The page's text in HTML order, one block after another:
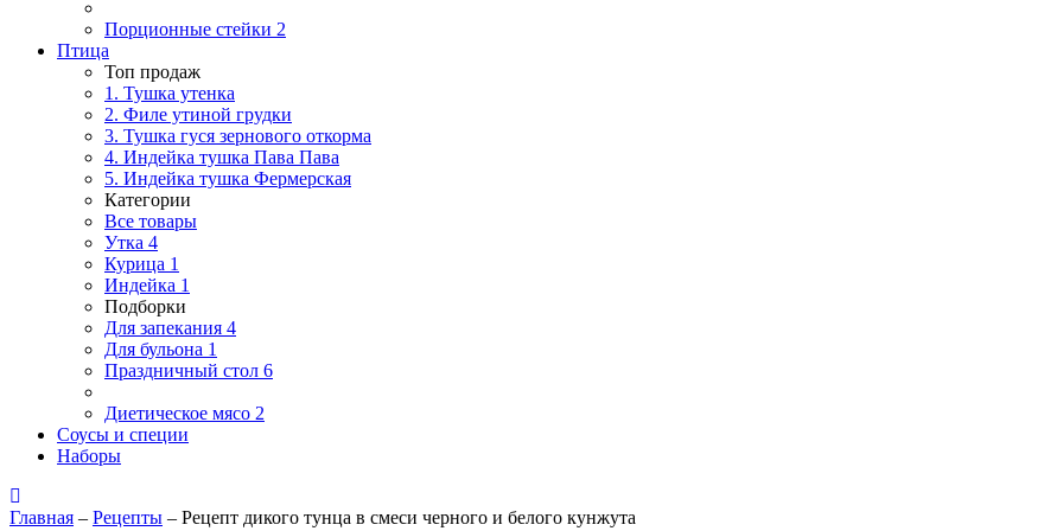
Порционные стейки 2
Птица
Топ продаж
1. Тушка утенка
2. Филе утиной грудки
3. Тушка гуся зернового откорма
4. Индейка тушка Пава Пава
5. Индейка тушка Фермерская
Категории
Все товары
Утка 4
Курица 1
Индейка 1
Подборки
Для запекания 4
Для бульона 1
Праздничный стол 6
Диетическое мясо 2
Соусы и специи
Наборы
Главная – Рецепты – Рецепт дикого тунца в смеси черного и белого кунжута